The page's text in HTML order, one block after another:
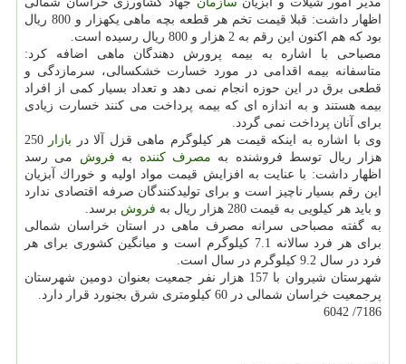
اظهار داشت: قبلا قیمت تخم هر قطعه بچه ماهی یكهزار و 800 ریال
بود كه هم اكنون این رقم به 2 هزار و 800 ریال رسیده است.
مصباحی با اشاره به بیمه پرورش دهندگان ماهی اضافه كرد:
متاسفانه بیمه اقدامی در مورد خسارت خشكسالی، سرمازدگی و
قطعی برق در این حوزه انجام نمی دهد و تعداد بسیار كمی از افراد
بیمه هستند و به اندازه ای كه بیمه پرداخت می كنند خسارت زیادی
برای آنان پرداخت نمی گردد.
وی با اشاره به اینكه قیمت هر كیلوگرم ماهی قزل آلا در بازار 250
هزار ریال توسط فروشنده به مصرف كننده به فروش می رسد
اظهار داشت: با عنایت به افزایش قیمت مواد اولیه و خوراك آبزیان
این رقم بسیار ناچیز است و برای تولیدكنندگان صرفه اقتصادی ندارد
و باید هر كیلویی به قیمت 280 هزار ریال به
فروش برسد.
به گفته مصباحی سرانه مصرف ماهی در استان خراسان شمالی
برای هر فرد سالانه 7.1 كیلوگرم است و میانگین كشوری برای هر
فرد در سال 9.2 كیلوگرم در سال است.
شهرستان شیروان با 157 هزار نفر جمعیت بعنوان دومین شهرستان
پرجمعیت خڔاسان شمالی در 60 كیلومتری شرق بجنورد قرار دارد.
7186/ 6042